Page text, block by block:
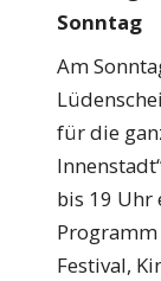
Sonntag
Am
für die
bis 19 Uhr
Festival,